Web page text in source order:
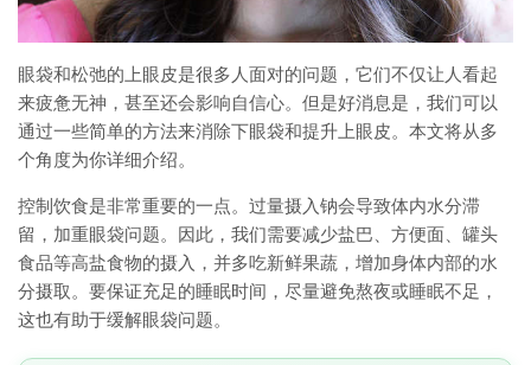
眼袋和松弛的上眼皮是很多人面对的问题，它们不仅让人看起
来疲惫无神，甚至还会影响自信心。但是好消息是，我们可以
通过一些简单的方法来消除下眼袋和提升上眼皮。本文将从多
个角度为你详细介绍。
控制饮食是非常重要的一点。过量摄入钠会导致体内水分滞
留，加重眼袋问题。因此，我们需要减少盐巴、方便面、罐头
食品等高盐食物的摄入，并多吃新鲜果蔬，增加身体内部的水
分摄取。要保证充足的睡眠时间，尽量避免熬夜或睡眠不足，
这也有助于缓解眼袋问题。